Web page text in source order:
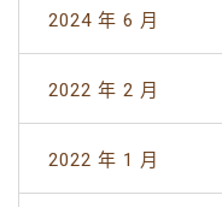
2024 年 6 月
2022 年 2 月
2022 年 1 月